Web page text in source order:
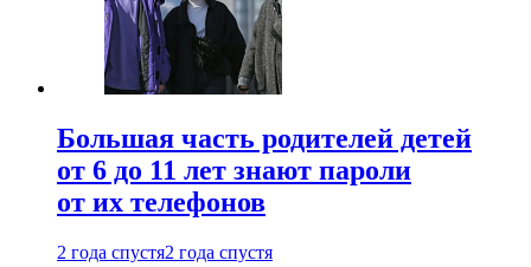
Большая часть родителей детей
от 6 до 11 лет знают пароли
от их телефонов
2 года спустя2 года спустя